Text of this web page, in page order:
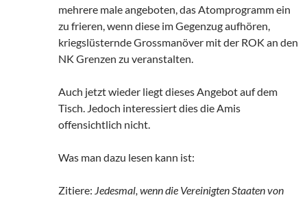
mehrere male angeboten, das Atomprogramm ein
zu frieren, wenn diese im Gegenzug aufhören,
kriegslüsternde Grossmanöver mit der ROK an den
NK Grenzen zu veranstalten.
Auch jetzt wieder liegt dieses Angebot auf dem
Tisch. Jedoch interessiert dies die Amis
offensichtlich nicht.
Was man dazu lesen kann ist:
Zitiere: Jedesmal, wenn die Vereinigten Staaten von